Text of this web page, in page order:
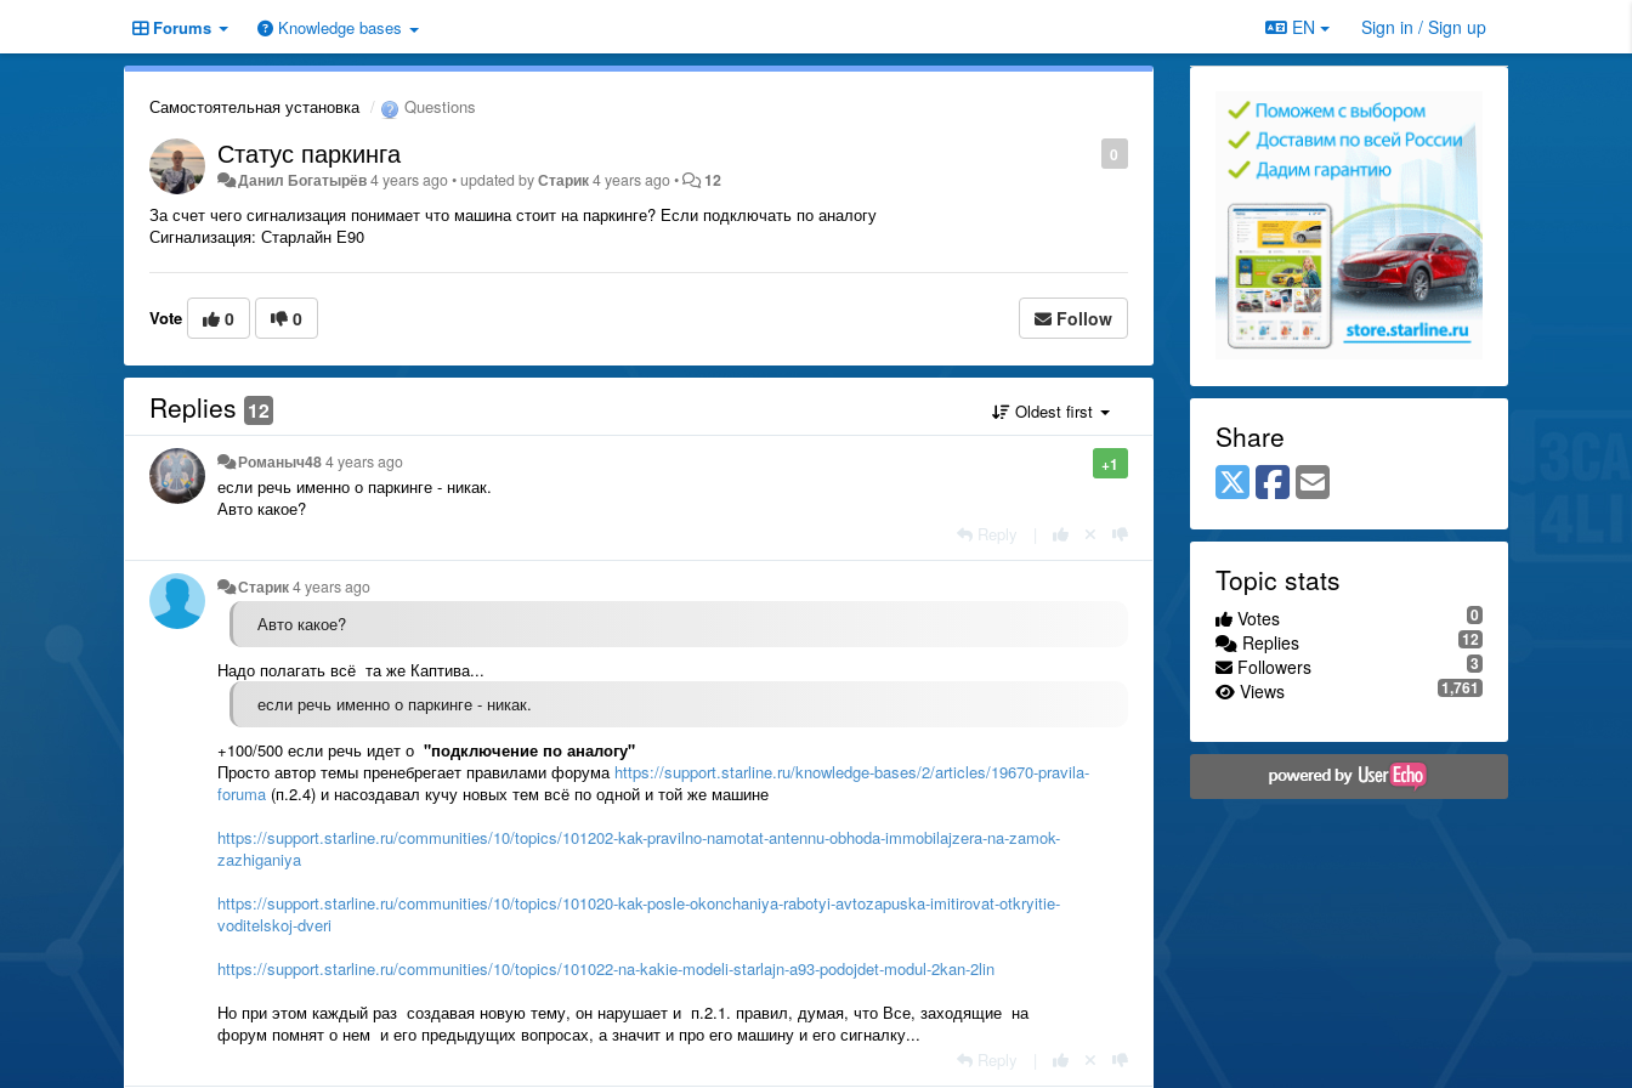
Forums Knowledge bases EN Sign in / Sign up
Самостоятельная установка Questions
0
Статус паркинга
Данил Богатырёв4 years ago•updated byСтарик4 years ago• 12
За счет чего сигнализация понимает что машина стоит на паркинге? Если подключать по аналогу
Сигнализация: Старлайн Е90
Vote 0 0 Follow
Replies 12 Oldest first
+1
Романыч484 years ago
если речь именно о паркинге - никак.
Авто какое?
Reply
Старик4 years ago
Авто какое?
Надо полагать всё та же Каптива...
если речь именно о паркинге - никак.
+100/500 если речь идет о "подключение по аналогу"
Просто автор темы пренебрегает правилами форума https://support.starline.ru/knowledge-bases/2/articles/19670-pravila-
foruma (п.2.4) и насоздавал кучу новых тем всё по одной и той же машине
https://support.starline.ru/communities/10/topics/101202-kak-pravilno-namotat-antennu-obhoda-immobilajzera-na-zamok-
zazhiganiya
https://support.starline.ru/communities/10/topics/101020-kak-posle-okonchaniya-rabotyi-avtozapuska-imitirovat-otkryitie-
voditelskoj-dveri
https://support.starline.ru/communities/10/topics/101022-na-kakie-modeli-starlajn-a93-podojdet-modul-2kan-2lin
Но при этом каждый раз создавая новую тему, он нарушает и п.2.1. правил, думая, что Все, заходящие на
форум помнят о нем и его предыдущих вопросах, а значит и про его машину и его сигналку...
Reply
Share
Topic stats
0
Votes
12
Replies
3
Followers
1,761
Views